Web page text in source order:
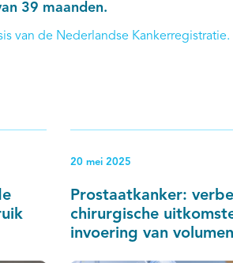
39 maanden.
van de Nederlandse Kankerregistratie.
20 mei 2025
Prostaatkanker:
chirurgische
invoering van